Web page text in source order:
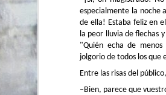
especialmente la noche
de ella! Estaba feliz en
la peor lluvia de flechas
"Quién echa de
jolgorio de todos los que
Entre las risas del
–Bien, parece que
"lógicamente" le llamó la atención.
A estas alturas del año judicial,
mira tú, como para sorprenderse
ya. Pura rutina.
Pero los comparecientes de hoy
estaban tan agitados que a duras
penas lograba intervenir.